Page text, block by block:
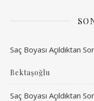
Saç Boyası Açıldıktan
Bektaşoğlu
Saç Boyası Açıldıktan